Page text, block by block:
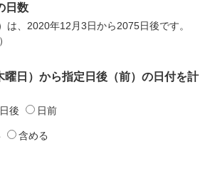
日数
は、2020年12月3日から2075日後です。
曜日）から指定日後（前）の日付を計
日後 日前
含める